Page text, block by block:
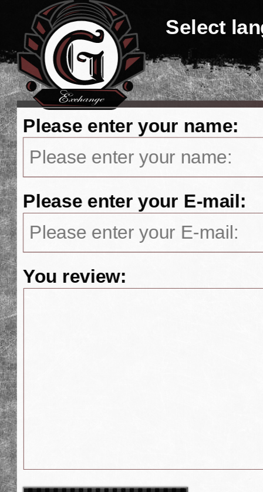
Select
Please enter your name:
Please enter your E-mail:
You review: